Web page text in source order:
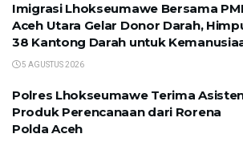
Imigrasi Lhokseumawe Bersama PMI
Aceh Utara Gelar Donor Darah,
38 Kantong Darah untuk
5 AGUSTUS 2026
Polres Lhokseumawe Terima
Produk Perencanaan dari Rorena
Polda Aceh